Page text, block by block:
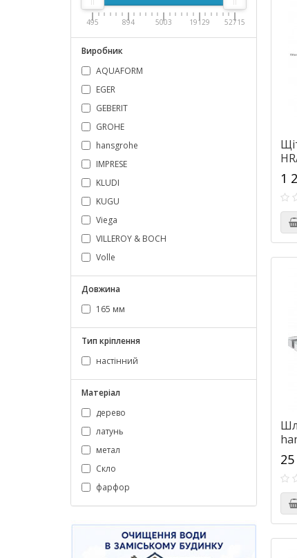
495 894 5003 19129 52715
Виробник
AQUAFORM
EGER
GEBERIT
GROHE
hansgrohe
IMPRESE
KLUDI
KUGU
Viega
VILLEROY & BOCH
Volle
Довжина
165 мм
Тип кріплення
настінний
Матеріал
дерево
латунь
метал
Скло
фарфор
1
з